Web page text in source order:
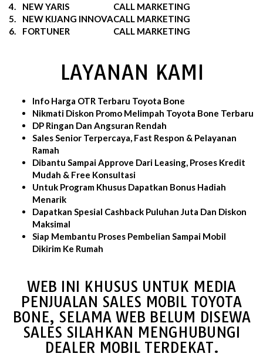
4.
NEW YARIS
CALL MARKETING
5.
NEW KIJANG INNOVACALL MARKETING
6.
FORTUNER CALL MARKETING
LAYANAN KAMI
Info Harga OTR Terbaru Toyota Bone
Nikmati Diskon Promo Melimpah Toyota Bone Terbaru
DP Ringan Dan Angsuran Rendah
Sales Senior Terpercaya, Fast Respon & Pelayanan
Ramah
Dibantu Sampai Approve Dari Leasing, Proses Kredit
Mudah & Free Konsultasi
Untuk Program Khusus Dapatkan Bonus Hadiah
Menarik
Dapatkan Spesial Cashback Puluhan Juta Dan Diskon
Maksimal
Siap Membantu Proses Pembelian Sampai Mobil
Dikirim Ke Rumah
WEB INI KHUSUS UNTUK MEDIA
PENJUALAN SALES MOBIL TOYOTA
BONE, SELAMA WEB BELUM DISEWA
SALES SILAHKAN MENGHUBUNGI
DEALER MOBIL TERDEKAT.